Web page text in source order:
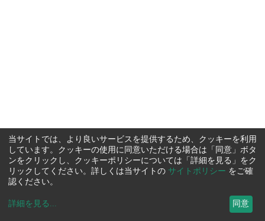
当サイトでは、より良いサービスを提供するため、クッキーを利用
しています。クッキーの使用に同意いただける場合は「同意」ボタ
ンをクリックし、クッキーポリシーについては「詳細を見る」をク
リックしてください。詳しくは当サイトの サイトポリシー をご確
認ください。
詳細を見る ... 同意